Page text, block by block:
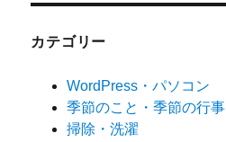
カテゴリー
WordPress・パソコン
季節のこと・季節の行事
掃除・洗濯